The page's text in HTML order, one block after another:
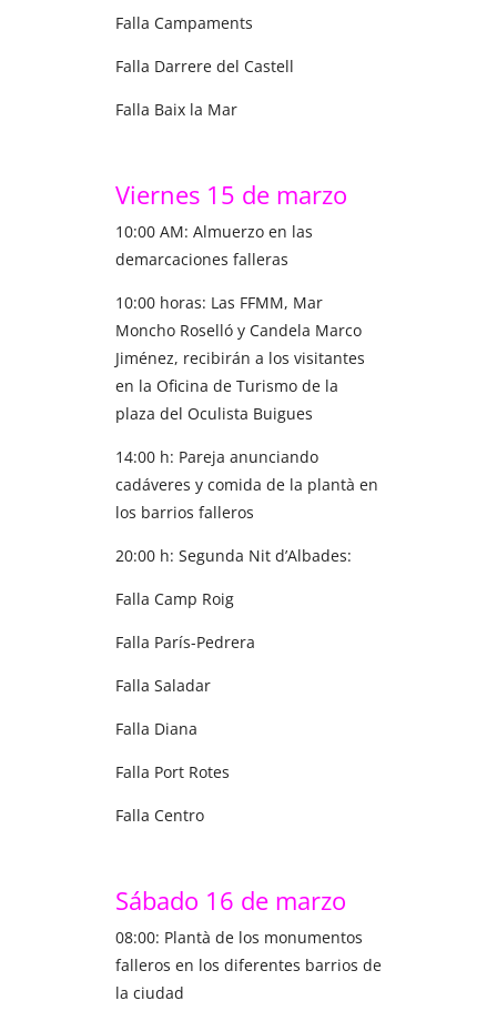
Falla Campaments
Falla Darrere del Castell
Falla Baix la Mar
Viernes 15 de marzo
10:00 AM: Almuerzo en las
demarcaciones falleras
10:00 horas: Las FFMM, Mar
Moncho Roselló y Candela Marco
Jiménez, recibirán a los visitantes
en la Oficina de Turismo de la
plaza del Oculista Buigues
14:00 h: Pareja anunciando
cadáveres y comida de la plantà en
los barrios falleros
20:00 h: Segunda Nit d’Albades:
Falla Camp Roig
Falla París-Pedrera
Falla Saladar
Falla Diana
Falla Port Rotes
Falla Centro
Sábado 16 de marzo
08:00: Plantà de los monumentos
falleros en los diferentes barrios de
la ciudad